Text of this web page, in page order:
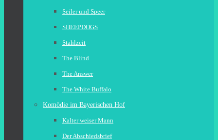
Seiler und Speer
SHEEPDOGS
Stahlzeit
The Blind
The Answer
The White Buffalo
Komödie im Bayerischen Hof
Kalter weiser Mann
Der Abschiedsbrief